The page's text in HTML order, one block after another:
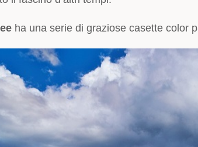
ha una serie di graziose casette color